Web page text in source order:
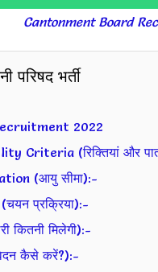
Cantonment Board
परिषद भर्ती
2022
Criteria (रिक्तियां और
(आयु सीमा):-
प्रक्रिया):-
कितनी मिलेगी):-
कैसे करें?):-